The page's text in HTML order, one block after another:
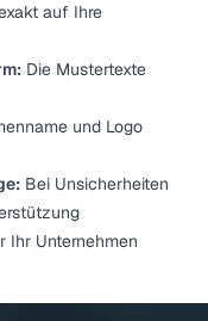
auf Ihre
Die Mustertexte
und Logo
Bei Unsicherheiten
Ihr Unternehmen